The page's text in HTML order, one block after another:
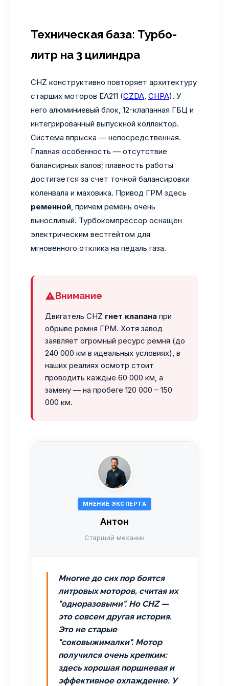
Техническая база: Турбо-
литр на 3 цилиндра
CHZ конструктивно повторяет архитектуру
старших моторов EA211 (CZDA, CHPA). У
него алюминиевый блок, 12-клапанная ГБЦ и
интегрированный выпускной коллектор.
Система впрыска — непосредственная.
Главная особенность — отсутствие
балансирных валов; плавность работы
достигается за счет точной балансировки
коленвала и маховика. Привод ГРМ здесь
ременной, причем ремень очень
выносливый. Турбокомпрессор оснащен
электрическим вестгейтом для
мгновенного отклика на педаль газа.
Внимание
Двигатель CHZ гнет клапана при
обрыве ремня ГРМ. Хотя завод
заявляет огромный ресурс ремня (до
240 000 км в идеальных условиях), в
наших реалиях осмотр стоит
проводить каждые 60 000 км, а
замену — на пробеге 120 000 – 150
000 км.
МНЕНИЕ ЭКСПЕРТА
Антон
Старший механик
Многие до сих пор боятся
литровых моторов, считая их
"одноразовыми". Но CHZ —
это совсем другая история.
Это не старые
"соковыжималки". Мотор
получился очень крепким:
здесь хорошая поршневая и
эффективное охлаждение. У